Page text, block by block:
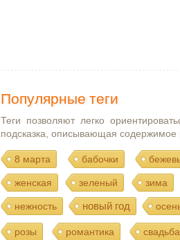
Популярные теги
Теги позволяют легко
подсказка, описывающая содержимое
8 марта бабочки
женская зеленый зима
нежность новый год
розы романтика свадьба